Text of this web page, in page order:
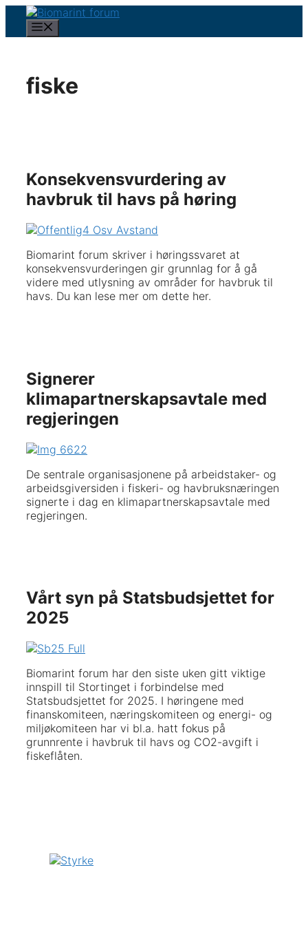
Hopp
innhold
fiske
Konsekvensvurdering av
havbruk til havs på høring
Biomarint forum skriver i høringssvaret at
konsekvensvurderingen gir grunnlag for å gå
videre med utlysning av områder for havbruk til
havs. Du kan lese mer om dette her.
Signerer
klimapartnerskapsavtale med
regjeringen
De sentrale organisasjonene på arbeidstaker- og
arbeidsgiversiden i fiskeri- og havbruksnæringen
signerte i dag en klimapartnerskapsavtale med
regjeringen.
Vårt syn på Statsbudsjettet for
2025
Biomarint forum har den siste uken gitt viktige
innspill til Stortinget i forbindelse med
Statsbudsjettet for 2025. I høringene med
finanskomiteen, næringskomiteen og energi- og
miljøkomiteen har vi bl.a. hatt fokus på
grunnrente i havbruk til havs og CO2-avgift i
fiskeflåten.